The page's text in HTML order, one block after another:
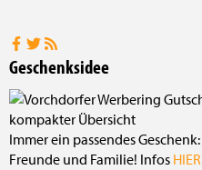
Geschenksidee
Immer ein passendes
Freunde und Familie! Infos HIER